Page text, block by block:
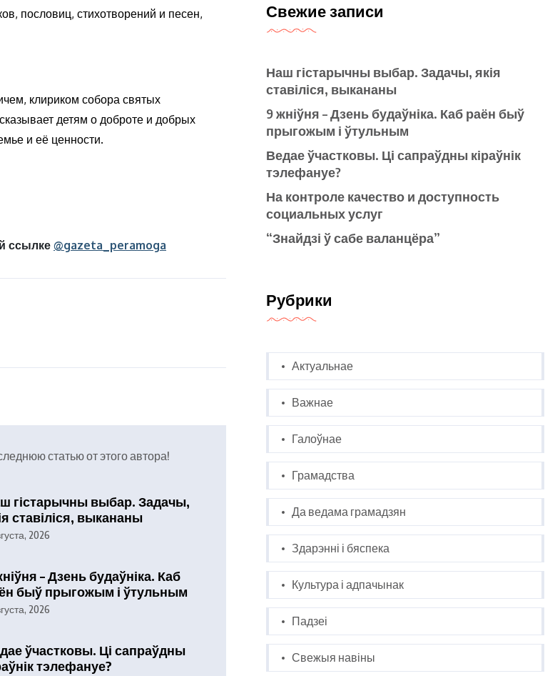
пословиц, стихотворений и песен,
клириком собора святых
детям о доброте и добрых
и её ценности.
ссылке @gazeta_peramoga
статью от этого автора!
гістарычны выбар. Задачы,
ставіліся, выкананы
2026
– Дзень будаўніка. Каб
быў прыгожым і ўтульным
2026
ўчастковы. Ці сапраўдны
тэлефануе?
Свежие записи
Наш гістарычны выбар. Задачы, якія
ставіліся, выкананы
9 жніўня – Дзень будаўніка. Каб раён быў
прыгожым і ўтульным
Ведае ўчастковы. Ці сапраўдны кіраўнік
тэлефануе?
На контроле качество и доступность
социальных услуг
“Знайдзі ў сабе валанцёра”
Рубрики
Актуальнае
Важнае
Галоўнае
Грамадства
Да ведама грамадзян
Здарэнні і бяспека
Культура і адпачынак
Падзеі
Свежыя навіны